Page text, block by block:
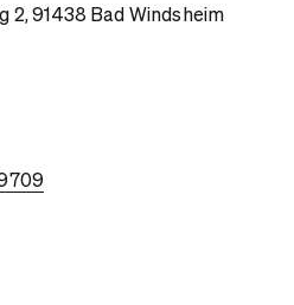
2, 91438 Bad Windsheim